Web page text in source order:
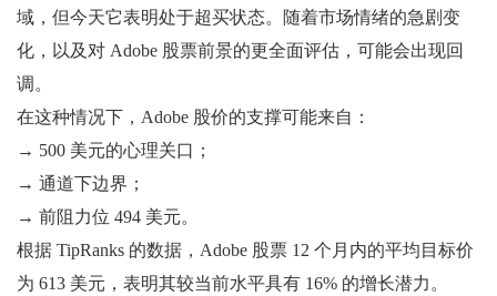
域，但今天它表明处于超买状态。随着市场情绪的急剧变
化，以及对 Adob​​e 股票前景的更全面评估，可能会出现回
调。
在这种情况下，Adobe 股价的支撑可能来自：
→ 500 美元的心理关口；
→ 通道下边界；
→ 前阻力位 494 美元。
根据 TipRanks 的数据，Adobe 股票 12 个月内的平均目标价
为 613 美元，表明其较当前水平具有 16% 的增长潜力。